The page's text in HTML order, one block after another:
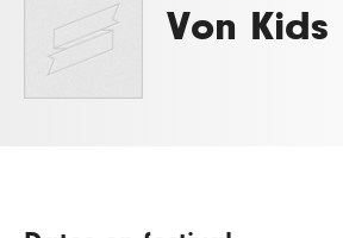
Von Kids